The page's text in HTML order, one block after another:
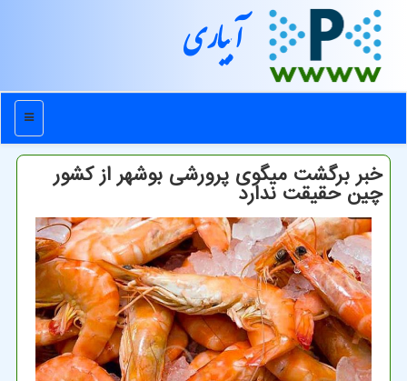
آبیاری
منو
خبر برگشت میگوی پرورشی بوشهر از کشور
چین حقیقت ندارد